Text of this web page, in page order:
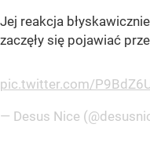
Jej reakcja
zaczęły się pojawiać
pic.twitter.com/
— Desus Nice